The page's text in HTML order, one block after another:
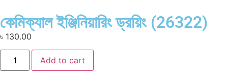
কেমিক্যাল ইঞ্জিনিয়ারিং ড্রয়িং (26322)
৳ 130.00
Add to cart